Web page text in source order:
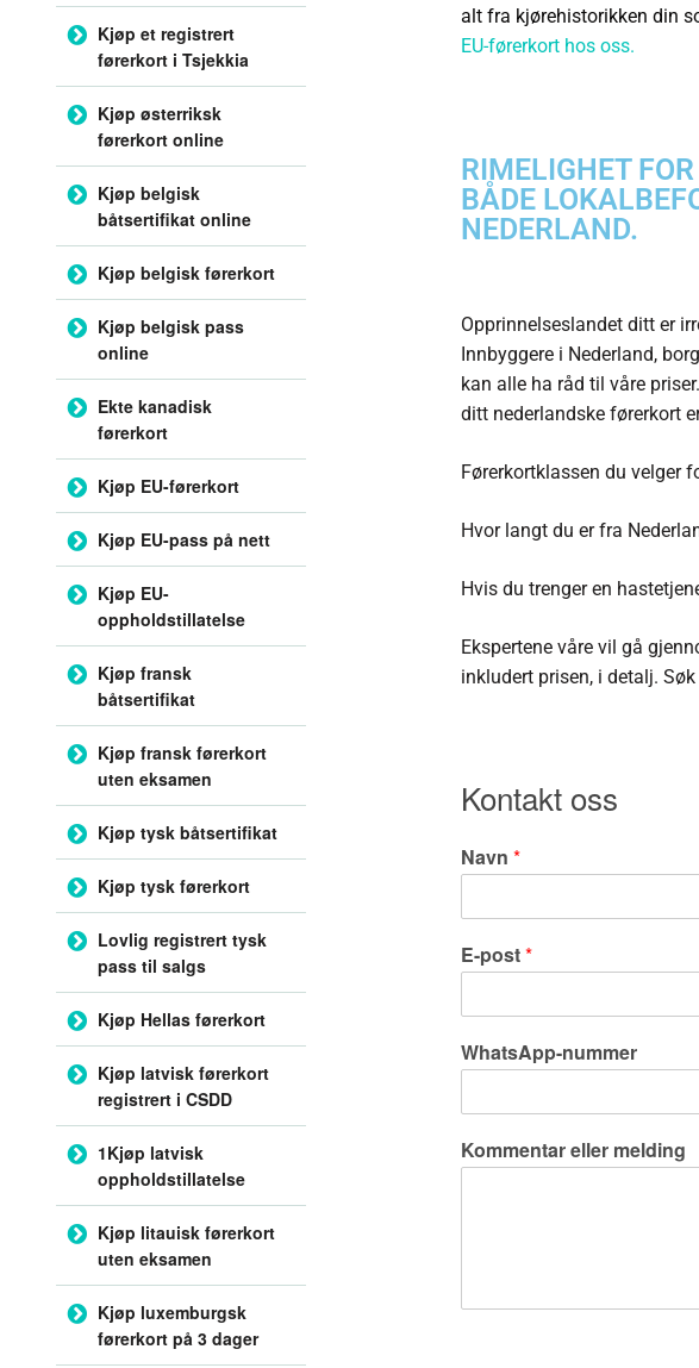
alt fra kjørehistorikken din
EU-førerkort hos oss.
RIMELIGHET
BÅDE
NEDERLAND.
Opprinnelseslandet ditt er
Innbyggere i Nederland,
kan alle ha råd til våre
ditt nederlandske førerkort
Førerkortklassen du velger
Hvor langt du er fra
Hvis du trenger en
Ekspertene våre vil gå
inkludert prisen, i detalj.
Kontakt oss
Navn *
E-post*
WhatsApp-nummer
Kommentar eller melding
Kjøp et registrert
førerkort i Tsjekkia
Kjøp østerriksk
førerkort online
Kjøp belgisk
båtsertifikat online
Kjøp belgisk førerkort
Kjøp belgisk pass
online
Ekte kanadisk
førerkort
Kjøp EU-førerkort
Kjøp EU-pass på nett
Kjøp EU-
oppholdstillatelse
Kjøp fransk
båtsertifikat
Kjøp fransk førerkort
uten eksamen
Kjøp tysk båtsertifikat
Kjøp tysk førerkort
Lovlig registrert tysk
pass til salgs
Kjøp Hellas førerkort
Kjøp latvisk førerkort
registrert i CSDD
1Kjøp latvisk
oppholdstillatelse
Kjøp litauisk førerkort
uten eksamen
Kjøp luxemburgsk
førerkort på 3 dager